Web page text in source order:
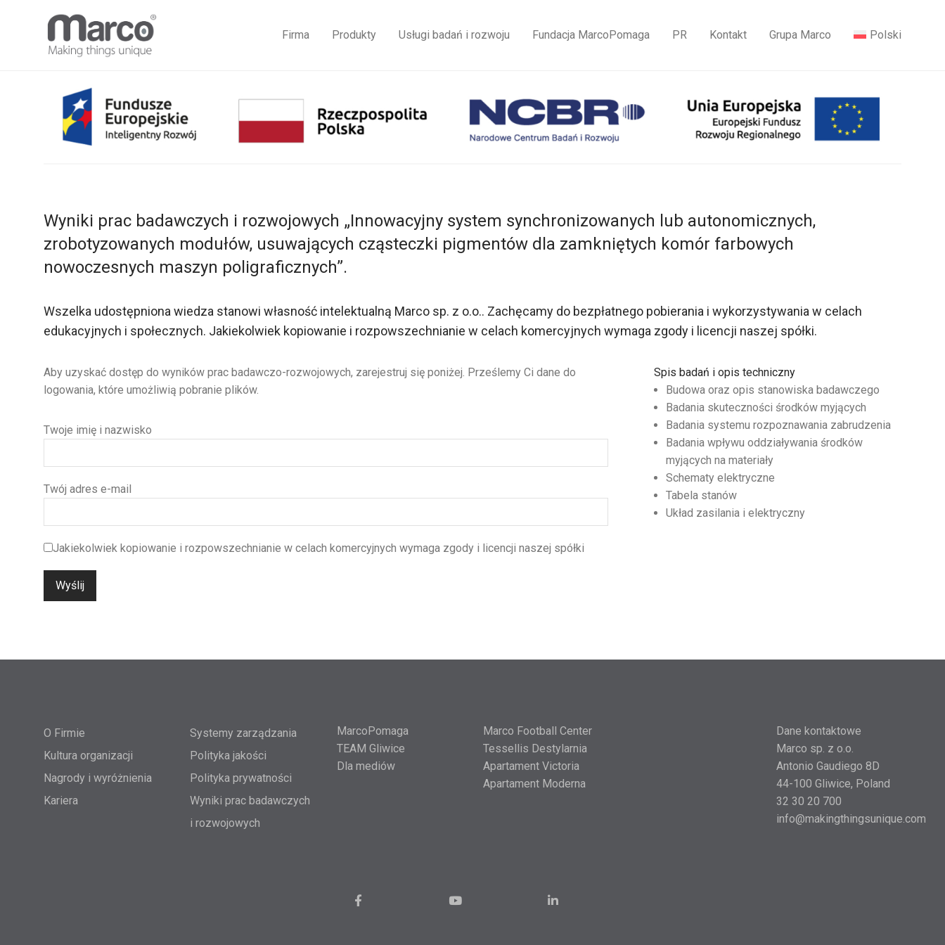
Firma Produkty Usługi badań i rozwoju Fundacja MarcoPomaga PR Kontakt Grupa Marco Polski
Wyniki prac badawczych i rozwojowych „Innowacyjny system synchronizowanych lub autonomicznych,
zrobotyzowanych modułów, usuwających cząsteczki pigmentów dla zamkniętych komór farbowych
nowoczesnych maszyn poligraficznych”.
Wszelka udostępniona wiedza stanowi własność intelektualną Marco sp. z o.o.. Zachęcamy do bezpłatnego pobierania i wykorzystywania w celach
edukacyjnych i społecznych. Jakiekolwiek kopiowanie i rozpowszechnianie w celach komercyjnych wymaga zgody i licencji naszej spółki.
Aby uzyskać dostęp do wyników prac badawczo-rozwojowych, zarejestruj się poniżej. Prześlemy Ci dane do
logowania, które umożliwią pobranie plików.
Twoje imię i nazwisko
Twój adres e-mail
Jakiekolwiek kopiowanie i rozpowszechnianie w celach komercyjnych wymaga zgody i licencji naszej spółki
Spis badań i opis techniczny
Budowa oraz opis stanowiska badawczego
Badania skuteczności środków myjących
Badania systemu rozpoznawania zabrudzenia
Badania wpływu oddziaływania środków
myjących na materiały
Schematy elektryczne
Tabela stanów
Układ zasilania i elektryczny
O Firmie
Kultura organizacji
Nagrody i wyróżnienia
Kariera
Systemy zarządzania
Polityka jakości
Polityka prywatności
Wyniki prac badawczych
i rozwojowych
MarcoPomaga
TEAM Gliwice
Dla mediów
Marco Football Center
Tessellis Destylarnia
Apartament Victoria
Apartament Moderna
Dane kontaktowe
Marco sp. z o.o.
Antonio Gaudiego 8D
44-100 Gliwice, Poland
32 30 20 700
info@makingthingsunique.com